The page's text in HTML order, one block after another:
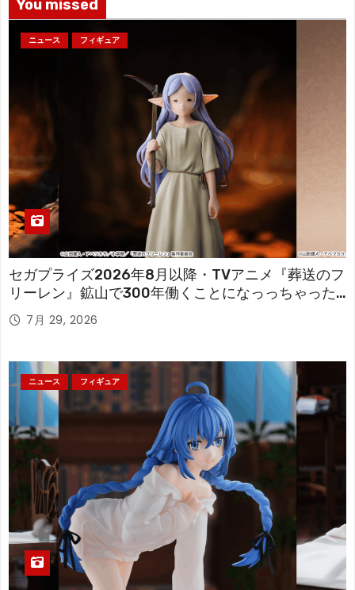
You missed
ニュース フィギュア
セガプライズ2026年8月以降・TVアニメ『葬送のフ
リーレン』鉱山で300年働くことになっっちゃった
「フリーレン」を立体化！
7月 29, 2026
ニュース フィギュア